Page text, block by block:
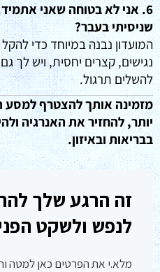
6. אני לא בטוחה שאני
שניסיתי בעבר?
המועדון נבנה במיוחד כדי
נגישים, קצרים יחסית, ויש לך
להשלים תרגול.
מזמינה אותך להצטרף למסע
יותר, להחזיר את האנרגיה
בבריאות ובאיזון.